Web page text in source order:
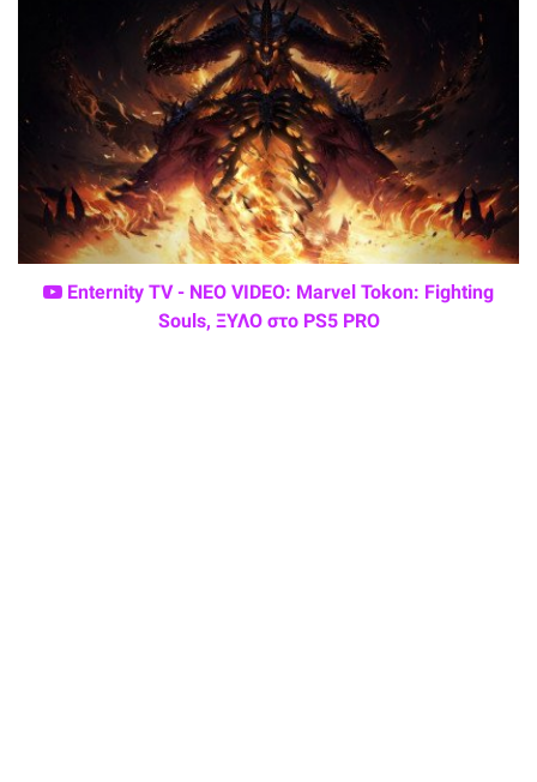
Enternity TV - ΝΕΟ VIDEO: Marvel Tokon: Fighting
Souls, ΞΥΛΟ στο PS5 PRO